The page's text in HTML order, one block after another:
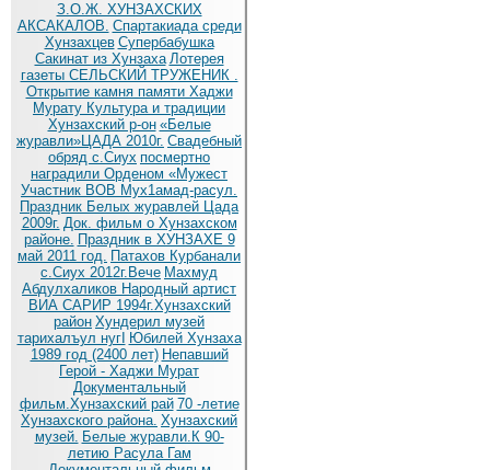
З.О.Ж. ХУНЗАХСКИХ
АКСАКАЛОВ. Спартакиада среди
Хунзахцев Супербабушка
Сакинат из Хунзаха Лотерея
газеты СЕЛЬСКИЙ ТРУЖЕНИК .
Открытие камня памяти Хаджи
Мурату Культура и традиции
Хунзахский р-он «Белые
журавли»ЦАДА 2010г. Cвадебный
обряд c.Сиух посмертно
наградили Орденом «Мужест
Участник ВОВ Мух1амад-расул.
Праздник Белых журавлей Цада
2009г. Док. фильм о Хунзахском
районе. Праздник в ХУНЗАХЕ 9
май 2011 год. Патахов Курбанали
с.Сиух 2012г.Вече Махмуд
Абдулхаликов Народный артист
ВИА САРИР 1994г.Хунзахский
район Хундерил музей
тарихалъул нугI Юбилей Хунзаха
1989 год (2400 лет) Непавший
Герой - Хаджи Мурат
Документальный
фильм.Хунзахский рай 70 -летие
Хунзахского района. Хунзахский
музей. Белые журавли.К 90-
летию Расула Гам